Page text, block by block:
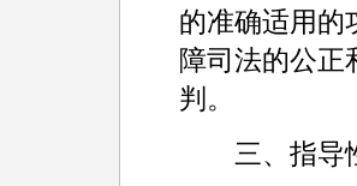
的准确适用的
障司法的公正
判。
三、指导